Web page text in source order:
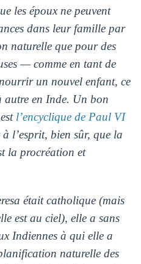
les époux ne peuvent
dans leur famille par
naturelle que pour des
— comme en tant de
un nouvel enfant, ce
en Inde. Un bon
l’encyclique de Paul VI
l’esprit, bien sûr, que la
la procréation et
était catholique (mais
est au ciel), elle a sans
Indiennes à qui elle a
naturelle des